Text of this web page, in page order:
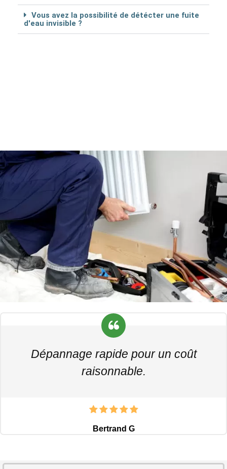
Vous avez la possibilité de détécter une fuite
d'eau invisible ?
Dépannage rapide pour un coût
raisonnable.
Bertrand G